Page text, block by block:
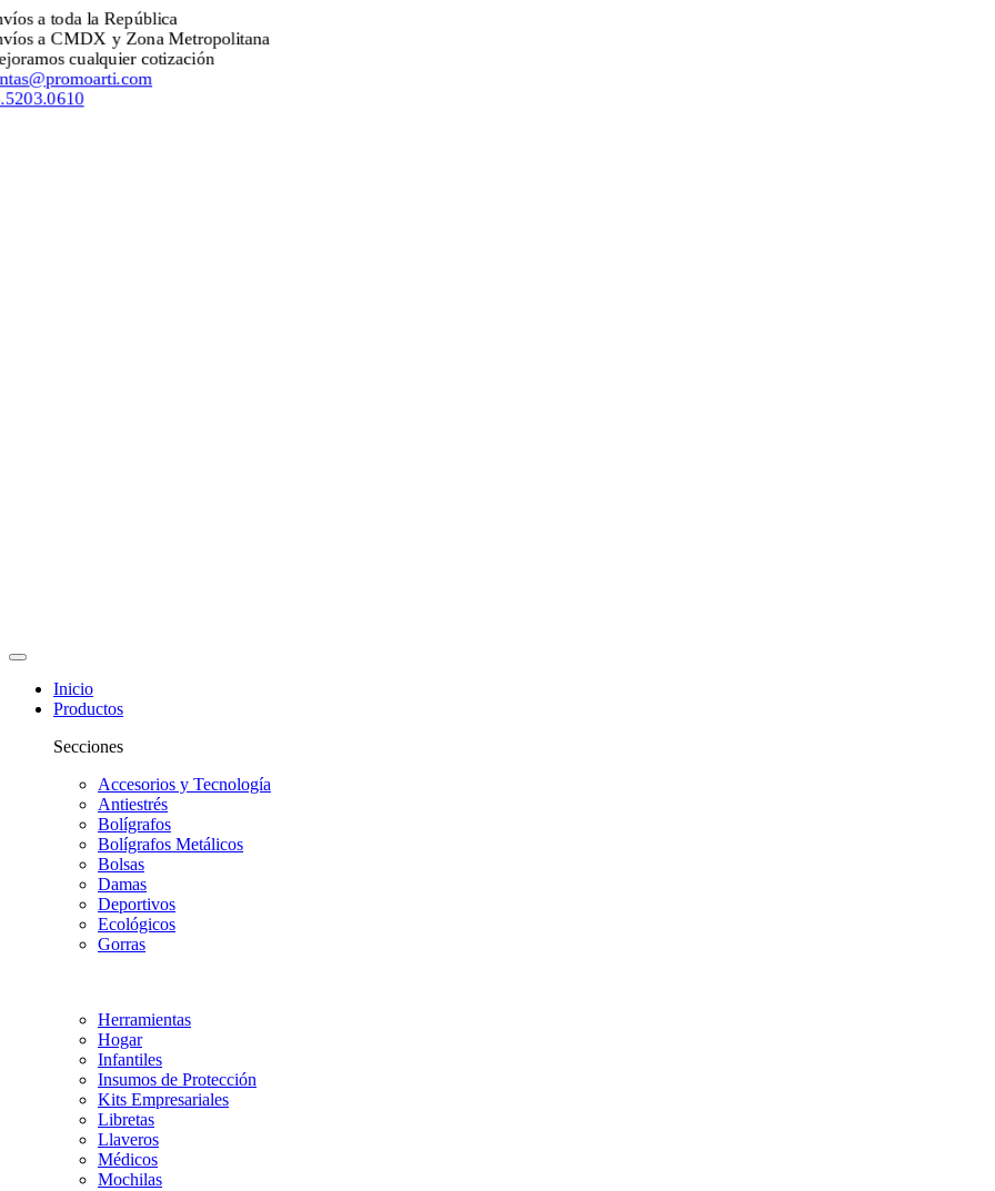
toda la República
CMDX y Zona Metropolitana
cualquier cotización
Inicio
Productos
Secciones
Accesorios y Tecnología
Antiestrés
Bolígrafos
Bolígrafos Metálicos
Bolsas
Damas
Deportivos
Ecológicos
Gorras
Herramientas
Hogar
Infantiles
Insumos de Protección
Kits Empresariales
Libretas
Llaveros
Médicos
Mochilas